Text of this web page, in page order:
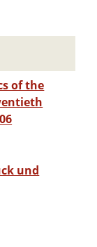
of the
und